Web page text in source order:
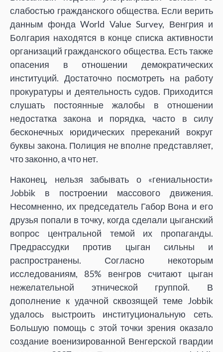
слабостью гражданского общества. Если верить
данным фонда World Value Survey, Венгрия и
Болгария находятся в конце списка активности
организаций гражданского общества. Есть также
опасения в отношении демократических
институций. Достаточно посмотреть на работу
прокуратуры и деятельность судов. Приходится
слушать постоянные жалобы в отношении
недостатка закона и порядка, часто в силу
бесконечных юридических пререканий вокруг
буквы закона. Полиция не вполне представляет,
что законно, а что нет.
Наконец, нельзя забывать о «гениальности»
Jobbik в построении массового движения.
Несомненно, их председатель Габор Вона и его
друзья попали в точку, когда сделали цыганский
вопрос центральной темой их пропаганды.
Предрассудки против цыган сильны и
распространены. Согласно некоторым
исследованиям, 85% венгров считают цыган
нежелательной этнической группой. В
дополнение к удачной сквозящей теме Jobbik
удалось выстроить институциональную сеть.
Большую помощь с этой точки зрения оказало
создание военизированной Венгерской гвардии